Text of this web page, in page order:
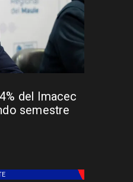
del Imacec
semestre